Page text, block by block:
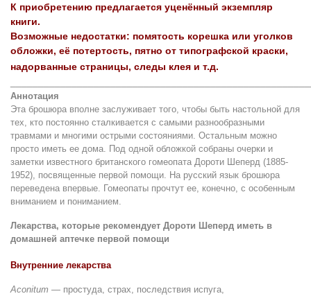
К приобретению предлагается уценённый экземпляр
книги.
Возможные недостатки: помятость корешка или уголков
обложки, её потертость, пятно от типографской краски,
надорванные страницы, следы клея и т.д.
Аннотация
Эта брошюра вполне заслуживает того, чтобы быть настольной для
тех, кто постоянно сталкивается с самыми разнообразными
травмами и многими острыми состояниями. Остальным можно
просто иметь ее дома. Под одной обложкой собраны очерки и
заметки известного британского гомеопата Дороти Шеперд (1885-
1952), посвященные первой помощи. На русский язык брошюра
переведена впервые. Гомеопаты прочтут ее, конечно, с особенным
вниманием и пониманием.
Лекарства, которые рекомендует Дороти Шеперд иметь в
домашней аптечке первой помощи
Внутренние лекарства
Aconitum — простуда, страх, последствия испуга,